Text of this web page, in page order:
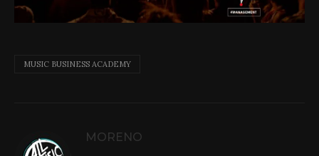
MUSIC BUSINESS ACADEMY
MORENO